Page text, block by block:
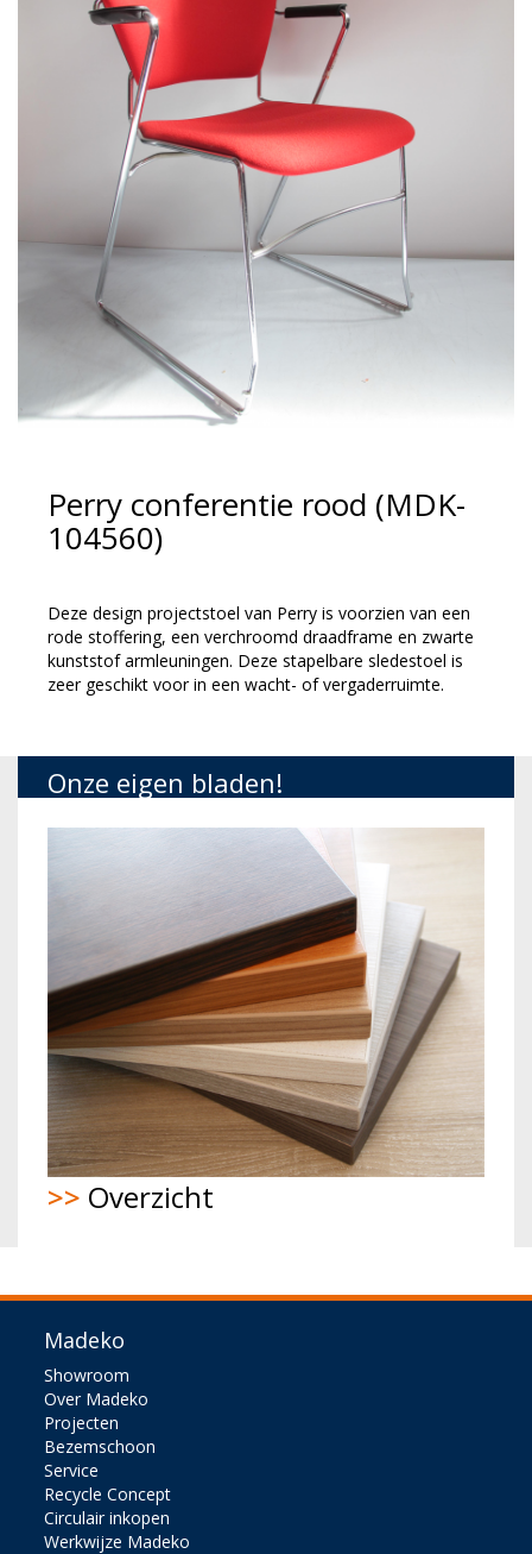
Perry conferentie rood (MDK-
104560)
Deze design projectstoel van Perry is voorzien van een
rode stoffering, een verchroomd draadframe en zwarte
kunststof armleuningen. Deze stapelbare sledestoel is
zeer geschikt voor in een wacht- of vergaderruimte.
Onze eigen bladen!
>> Overzicht
Madeko
Showroom
Over Madeko
Projecten
Bezemschoon
Service
Recycle Concept
Circulair inkopen
Werkwijze Madeko